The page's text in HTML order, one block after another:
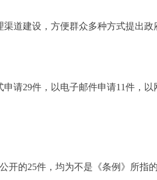
建设，方便群众多种方式提出政
29件，以电子邮件申请11件，以
的25件，均为不是《条例》所指